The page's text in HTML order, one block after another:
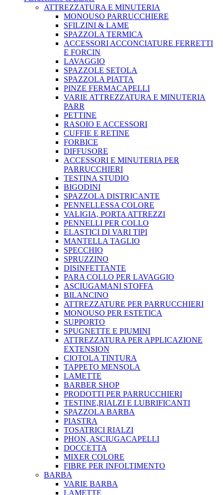
ATTREZZATURA E MINUTERIA
MONOUSO PARRUCCHIERE
SFILZINI & LAME
SPAZZOLA TERMICA
ACCESSORI ACCONCIATURE FERRETTI
E FORCIN
LAVAGGIO
SPAZZOLE SETOLA
SPAZZOLA PIATTA
PINZE FERMACAPELLI
VARIE ATTREZZATURA E MINUTERIA
PARR
PETTINE
RASOIO E ACCESSORI
CUFFIE E RETINE
FORBICE
DIFFUSORE
ACCESSORI E MINUTERIA PER
PARRUCCHIERI
TESTINA STUDIO
BIGODINI
SPAZZOLA DISTRICANTE
PENNELLESSA COLORE
VALIGIA, PORTA ATTREZZI
PENNELLI PER COLLO
ELASTICI DI VARI TIPI
MANTELLA TAGLIO
SPECCHIO
SPRUZZINO
DISINFETTANTE
PARA COLLO PER LAVAGGIO
ASCIUGAMANI STOFFA
BILANCINO
ATTREZZATURE PER PARRUCCHIERI
MONOUSO PER ESTETICA
SUPPORTO
SPUGNETTE E PIUMINI
ATTREZZATURA PER APPLICAZIONE
EXTENSION
CIOTOLA TINTURA
TAPPETO MENSOLA
LAMETTE
BARBER SHOP
PRODOTTI PER PARRUCCHIERI
TESTINE,RIALZI E LUBRIFICANTI
SPAZZOLA BARBA
PIASTRA
TOSATRICI RIALZI
PHON, ASCIUGACAPELLI
DOCCETTA
MIXER COLORE
FIBRE PER INFOLTIMENTO
BARBA
VARIE BARBA
LAMETTE